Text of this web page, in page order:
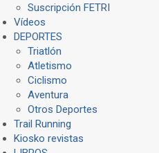
Suscripción FETRI
Vídeos
DEPORTES
Triatlón
Atletismo
Ciclismo
Aventura
Otros Deportes
Trail Running
Kiosko revistas